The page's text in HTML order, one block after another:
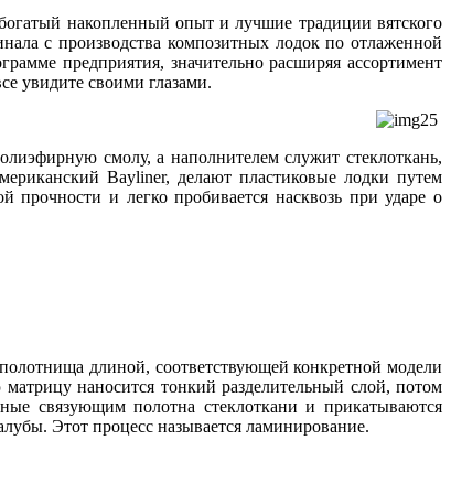
накопленный опыт и лучшие традиции вятского
с производства композитных лодок по отлаженной
предприятия, значительно расширяя ассортимент
увидите своими глазами.
смолу, а наполнителем служит стеклоткань,
Bayliner, делают пластиковые лодки путем
прочности и легко пробивается насквозь при ударе о
длиной, соответствующей конкретной модели
наносится тонкий разделительный слой, потом
связующим полотна стеклоткани и прикатываются
Этот процесс называется ламинирование.